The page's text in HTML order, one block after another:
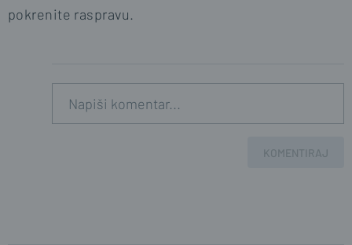
pokrenite raspravu.
KOMENTIRAJ